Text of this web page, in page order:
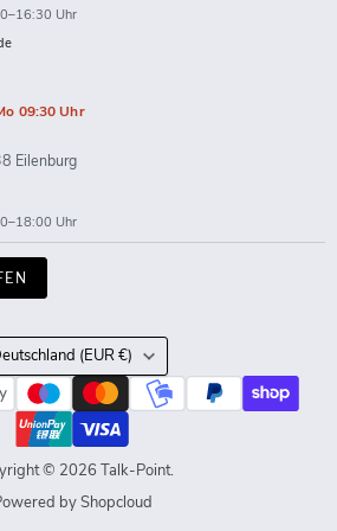
Uhr
09:30 Uhr
Eilenburg
Uhr
(EUR €)
© 2026 Talk-Point.
by Shopcloud